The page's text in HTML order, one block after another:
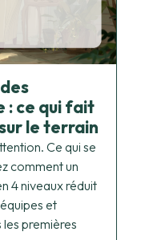
le terrain
Ce qui se
comment un
4 niveaux réduit
et
premières